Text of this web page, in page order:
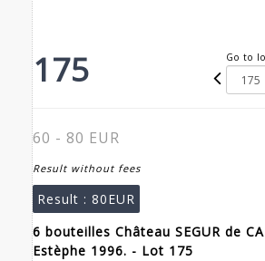
175 Go to
60 - 80 EUR
Result without fees
Result : 80EUR
6 bouteilles Château SEGUR de
Estèphe 1996. - Lot 175